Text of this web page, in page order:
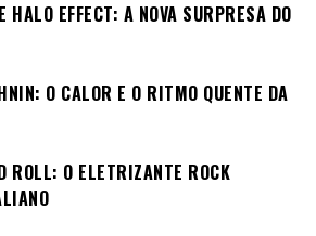
HALO EFFECT: A NOVA SURPRESA DO
O CALOR E O RITMO QUENTE DA
ROLL: O ELETRIZANTE ROCK